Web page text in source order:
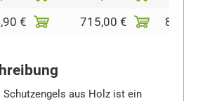
€ 715,00 €
aus Holz ist ein